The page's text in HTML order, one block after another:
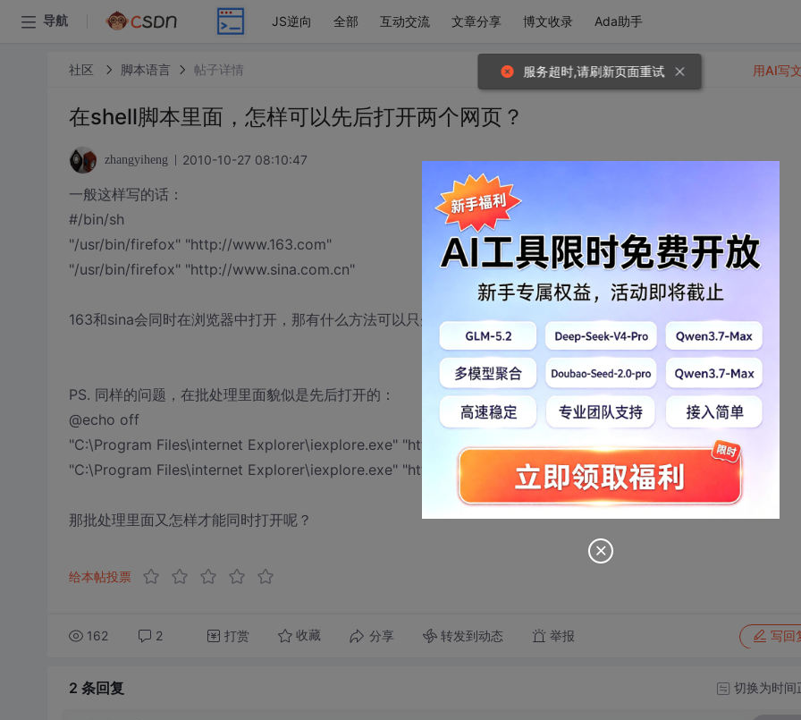
导航 JS逆向 全部 互动交流 文章分享 博文收录 Ada助手
社区 脚本语言 帖子详情
在shell脚本里面，怎样可以先后打开两个网页？
zhangyiheng 2010-10-27 08:10:47
一般这样写的话：
#/bin/sh
"/usr/bin/firefox" "http://www.163.com"
"/usr/bin/firefox" "http://www.sina.com.cn"
163和sina会同时在浏览器中打开，那有什么方法可以只先打开163，等关闭以后再打开sina呢？
PS. 同样的问题，在批处理里面貌似是先后打开的：
@echo off
"C:\Program Files\internet Explorer\iexplore.exe" "http://www.163.com"
"C:\Program Files\internet Explorer\iexplore.exe" "http://www.sina.com.cn"
那批处理里面又怎样才能同时打开呢？
给本帖投票
162 2 打赏 收藏 分享 转发到动态 举报 写回
用AI写
2 条回复 切换为时间
服务超时,请刷新页面重试